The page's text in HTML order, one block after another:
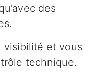
des
visibilité et vous
technique.